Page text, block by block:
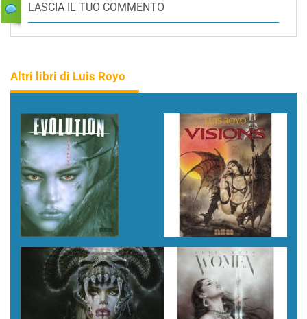
LASCIA IL TUO COMMENTO
Altri libri di Luis Royo